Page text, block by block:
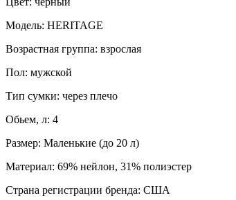
Модель: HERITAGE
Возрастная группа: взрослая
Пол: мужской
Тип сумки: через плечо
Обьем, л: 4
Размер: Маленькие (до 20 л)
Материал: 69% нейлон, 31% полиэстер
Страна регистрации бренда: США